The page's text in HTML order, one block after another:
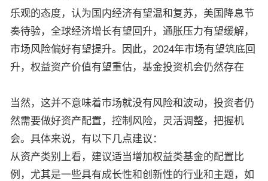
乐观的态度，认为国内经济有望温和复苏，美国降息节
奏待验，全球经济增长有望回升，通胀压力有望缓解，
市场风险偏好有望提升。因此，2024年市场有望筑底回
升，权益资产价值有望重估，基金投资机会仍然存在
当然，这并不意味着市场就没有风险和波动，投资者仍
然需要做好资产配置，控制风险，灵活调整，把握机
会。具体来说，有以下几点建议：
从资产类别上看，建议适当增加权益类基金的配置比
例，尤其是一些具有成长性和创新性的行业和主题，如